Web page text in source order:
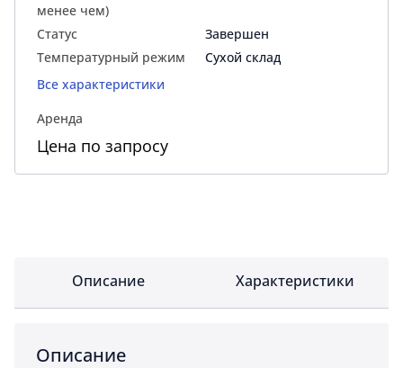
менее чем)
Статус
Завершен
Температурный режим
Сухой склад
Все характеристики
Аренда
Цена по запросу
Описание Характеристики
Описание